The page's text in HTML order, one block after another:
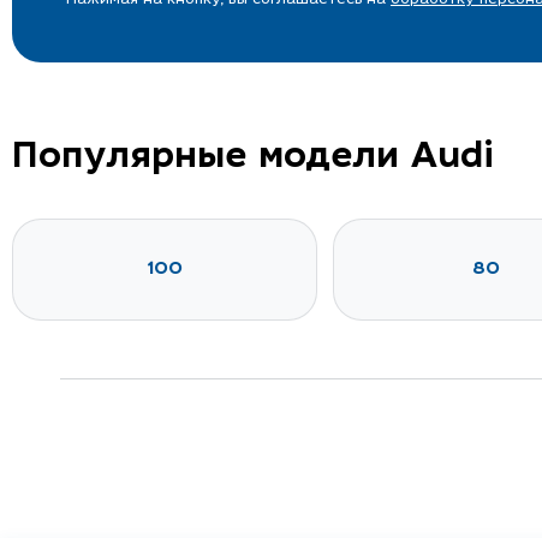
Популярные модели Audi
100 80